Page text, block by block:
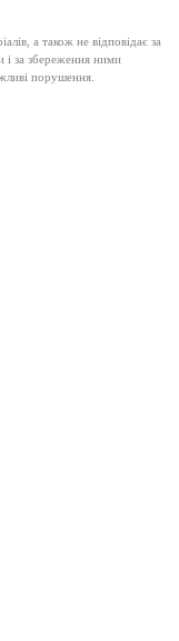
а також не відповідає за
і за збереження ними
порушення.